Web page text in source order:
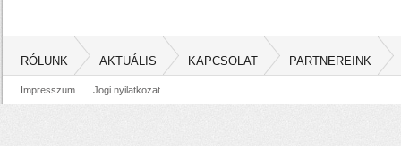
RÓLUNK AKTUÁLIS KAPCSOLAT PARTNEREINK
Impresszum Jogi nyilatkozat